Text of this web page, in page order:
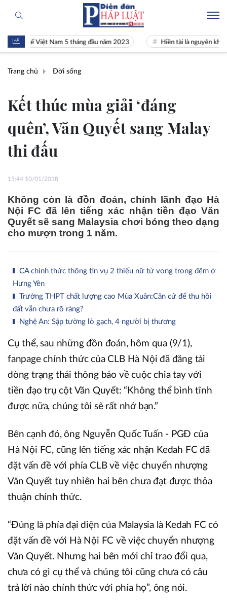
tế Việt Nam 5 tháng đầu năm 2023 Hiền tài là nguyên khí Quốc gia
Trang chủ Đời sống
Kết thúc mùa giải ‘đáng
quên’, Văn Quyết sang Malay
thi đấu
15:44 10/01/2018
Không còn là đồn đoán, chính lãnh đạo Hà
Nội FC đã lên tiếng xác nhận tiền đạo Văn
Quyết sẽ sang Malaysia chơi bóng theo dạng
cho mượn trong 1 năm.
CA chính thức thông tin vụ 2 thiếu nữ tử vong trong đêm ở
Hưng Yên
Trường THPT chất lượng cao Mùa Xuân:Căn cứ để thu hồi
đất vẫn chưa rõ ràng?
Nghệ An: Sập tường lò gạch, 4 người bị thương
Cụ thể, sau những đồn đoán, hôm qua (9/1),
fanpage chính thức của CLB Hà Nội đã đăng tải
dòng trạng thái thông báo về cuộc chia tay với
tiền đạo trụ cột Văn Quyết: “Không thể bình tĩnh
được nữa, chúng tôi sẽ rất nhớ bạn.”
Bên cạnh đó, ông Nguyễn Quốc Tuấn - PGĐ của
Hà Nội FC, cũng lên tiếng xác nhận Kedah FC đã
đặt vấn đề với phía CLB về việc chuyển nhượng
Văn Quyết tuy nhiên hai bên chưa đạt được thỏa
thuận chính thức.
“Đúng là phía đại diện của Malaysia là Kedah FC có
đặt vấn đề với Hà Nội FC về việc chuyển nhượng
Văn Quyết. Nhưng hai bên mới chỉ trao đổi qua,
chưa có gì cụ thể và chúng tôi cũng chưa có câu
trả lời nào chính thức với phía họ”, ông nói.